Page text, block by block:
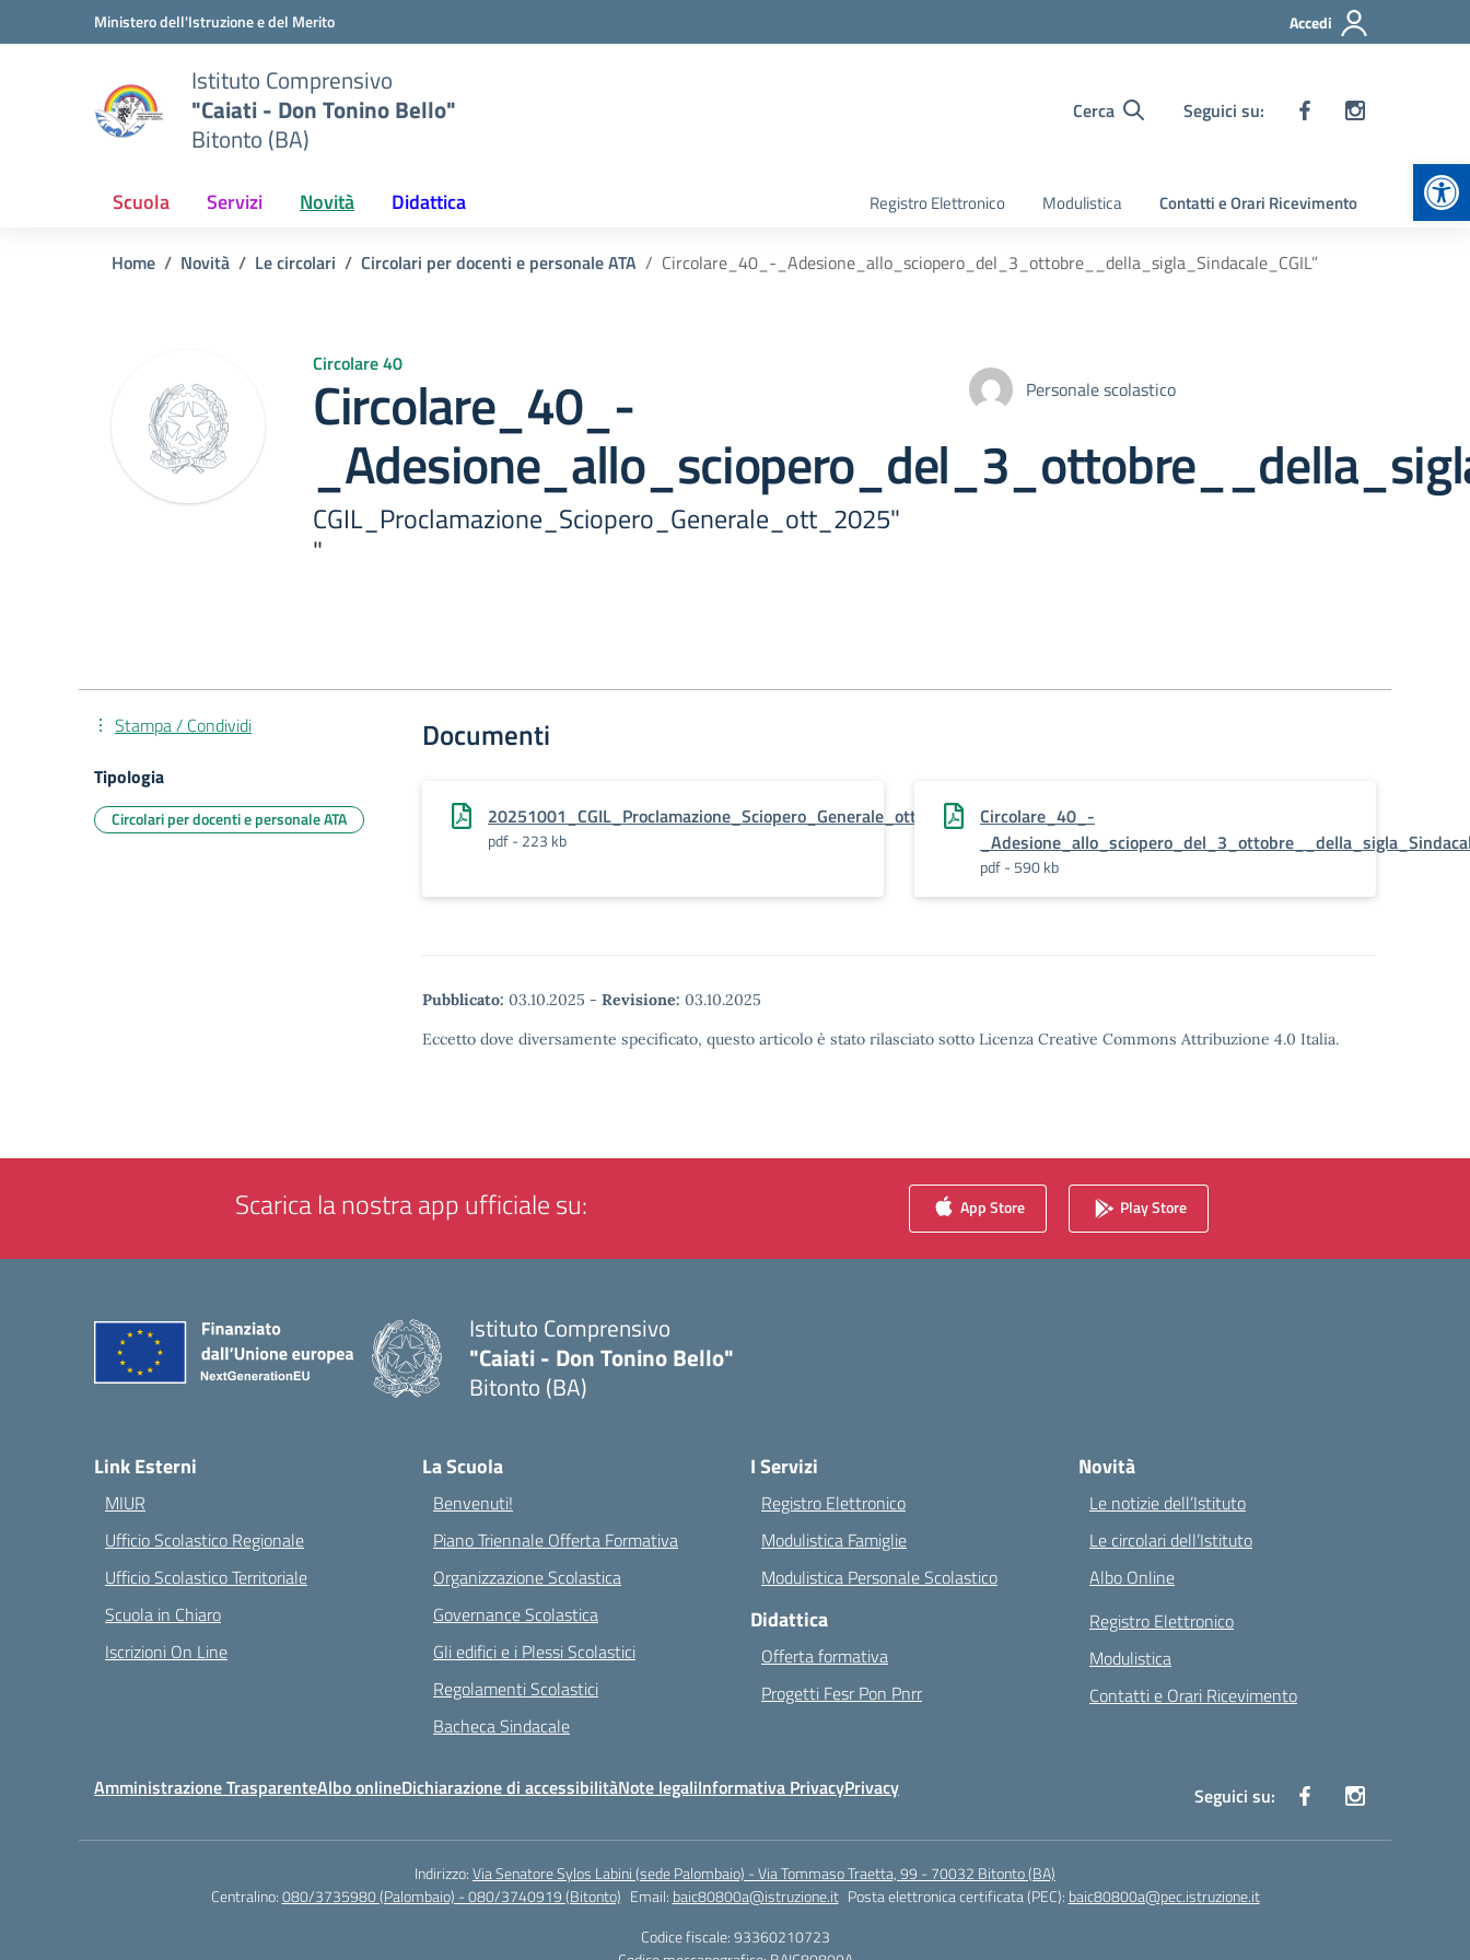
Vai ai contenuti
Vai al menu di navigazioneMinistero dell'Istruzione e del Merito Accedi
Istituto Comprensivo
"Caiati - Don Tonino Bello"
Bitonto (BA)
Cerca Seguici su:
Scuola Servizi Novità Didattica Registro Elettronico Modulistica Contatti e Orari Ricevimento
Home Novità Le circolari Circolari per docenti e personale ATA Circolare_40_-_Adesione_allo_sciopero_del_3_ottobre__della_sigla_Sindacale_CGIL”
Circolare 40
Circolare_40_-
CGIL_Proclamazione_Sciopero_Generale_ott_2025"
"
Personale scolastico
Documenti
20251001_CGIL_Proclamazione_Sciopero_Generale_ott_2025
pdf - 223 kb
Circolare_40_-
pdf - 590 kb
Pubblicato: 03.10.2025 - Revisione: 03.10.2025
Eccetto dove diversamente specificato, questo articolo è stato rilasciato sotto Licenza Creative Commons Attribuzione 4.0 Italia.
Stampa / Condividi
Tipologia
Circolari per docenti e personale ATA
Scarica la nostra app ufficiale su: App Store Play Store
Istituto Comprensivo
"Caiati - Don Tonino Bello"
Bitonto (BA)
Link Esterni
MIUR
Ufficio Scolastico Regionale
Ufficio Scolastico Territoriale
Scuola in Chiaro
Iscrizioni On Line
La Scuola
Benvenuti!
Piano Triennale Offerta Formativa
Organizzazione Scolastica
Governance Scolastica
Gli edifici e i Plessi Scolastici
Regolamenti Scolastici
Bacheca Sindacale
I Servizi
Registro Elettronico
Modulistica Famiglie
Modulistica Personale Scolastico
Didattica
Offerta formativa
Progetti Fesr Pon Pnrr
Novità
Le notizie dell’Istituto
Le circolari dell’Istituto
Albo Online
Registro Elettronico
Modulistica
Contatti e Orari Ricevimento
Amministrazione TrasparenteAlbo onlineDichiarazione di accessibilitàNote legaliInformativa PrivacyPrivacy Seguici su:
Indirizzo:Via Senatore Sylos Labini (sede Palombaio) - Via Tommaso Traetta, 99 - 70032 Bitonto (BA)
Centralino:080/3735980 (Palombaio) - 080/3740919 (Bitonto) Email: baic80800a@istruzione.it Posta elettronica certificata (PEC): baic80800a@pec.istruzione.it
Codice fiscale: 93360210723